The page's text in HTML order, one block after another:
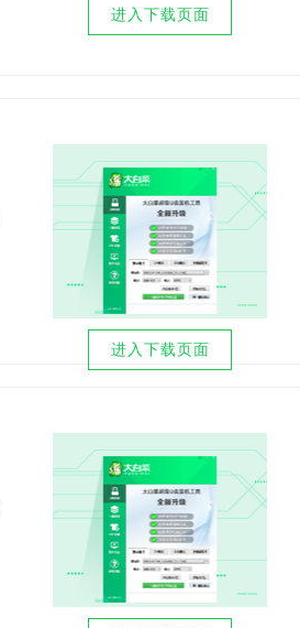
进入下载页面
进入下载页面